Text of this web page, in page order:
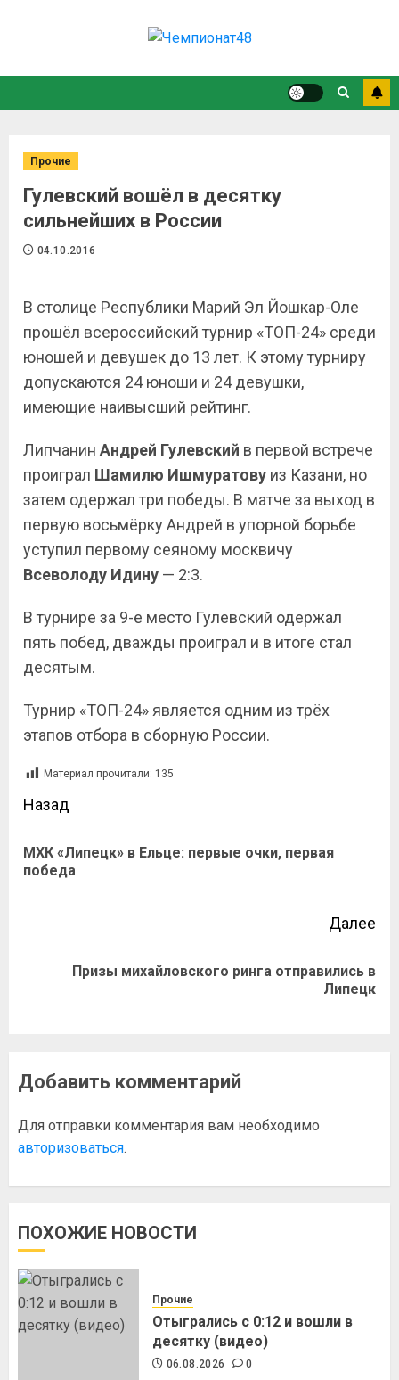
Прочие
Гулевский вошёл в десятку
сильнейших в России
04.10.2016
В столице Республики Марий Эл Йошкар-Оле
прошёл всероссийский турнир «ТОП-24» среди
юношей и девушек до 13 лет. К этому турниру
допускаются 24 юноши и 24 девушки,
имеющие наивысший рейтинг.
Липчанин Андрей Гулевский в первой встрече
проиграл Шамилю Ишмуратову из Казани, но
затем одержал три победы. В матче за выход в
первую восьмёрку Андрей в упорной борьбе
уступил первому сеяному москвичу
Всеволоду Идину — 2:3.
В турнире за 9-е место Гулевский одержал
пять побед, дважды проиграл и в итоге стал
десятым.
Турнир «ТОП-24» является одним из трёх
этапов отбора в сборную России.
Материал прочитали: 135
Назад
МХК «Липецк» в Ельце: первые очки, первая
победа
Далее
Призы михайловского ринга отправились в
Липецк
Добавить комментарий
Для отправки комментария вам необходимо
авторизоваться.
ПОХОЖИЕ НОВОСТИ
Прочие
Отыгрались с 0:12 и вошли в
десятку (видео)
06.08.2026 0